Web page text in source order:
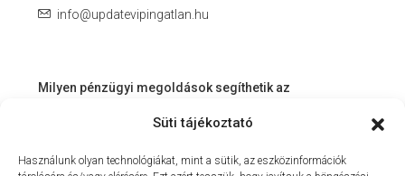
Süti tájékoztató
Használunk olyan technológiákat, mint a sütik, az eszközinformációk
info@updatevipingatlan.hu
Milyen pénzügyi megoldások segíthetik az
szolgáltatás a Balaton környékén